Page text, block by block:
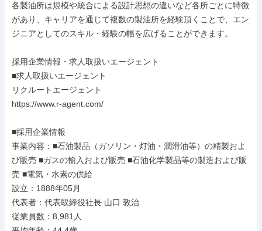
各製油所は規模や統合による設計思想の違いなど各所ごとに特徴
があり、キャリアを通じて複数の製油所を経験頂くことで、エン
ジニアとしてのスキル・経験の幅を広げることができます。
採用企業情報・求人取扱いエージェント
■求人取扱いエージェント
リクルートエージェント
https://www.r-agent.com/
■採用企業情報
事業内容：■石油製品（ガソリン・灯油・潤滑油等）の精製およ
び販売 ■ガスの輸入および販売 ■石油化学製品等の製造および販
売 ■電気・水素の供給
設立：1888年05月
代表者：代表取締役社長 山口 敦治
従業員数：8,981人